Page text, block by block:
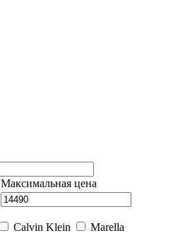
Максимальная цена
Calvin Klein
Marella